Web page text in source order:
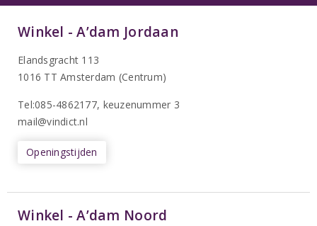
Winkel - A’dam Jordaan
Elandsgracht 113
1016 TT Amsterdam (Centrum)
Tel:085-4862177, keuzenummer 3
mail@vindict.nl
Openingstijden
Winkel - A’dam Noord